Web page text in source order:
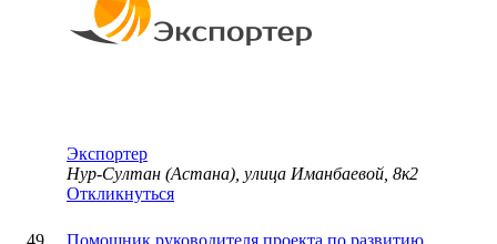
Экспортер
Нур-Султан (Астана), улица Иманбаевой, 8к2
Откликнуться